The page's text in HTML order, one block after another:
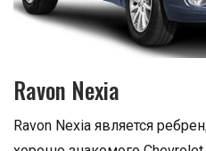
Ravon Nexia
Ravon Nexia является